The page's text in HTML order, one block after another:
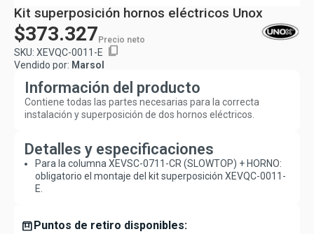
Kit superposición hornos eléctricos Unox
$373.327 Precio neto
SKU: XEVQC-0011-E content_copy
Vendido por: Marsol
Información del producto
Contiene todas las partes necesarias para la correcta
instalación y superposición de dos hornos eléctricos.
Detalles y especificaciones
Para la columna XEVSC-0711-CR (SLOWTOP) + HORNO:
obligatorio el montaje del kit superposición XEVQC-0011-
E.
boxPuntos de retiro disponibles: